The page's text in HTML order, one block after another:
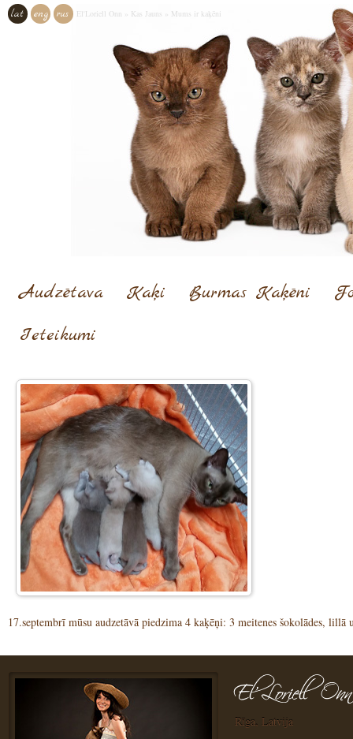
lat eng rus El'Loriell Onn Kas Jauns Mums ir kaķēni
Audzētava Kaķi Burmas Kaķēni
Ieteikumi
17.septembrī mūsu audzetāvā piedzima 4 kaķēņi: 3 meitenes šokolādes, lillā
Rīga, Latvija